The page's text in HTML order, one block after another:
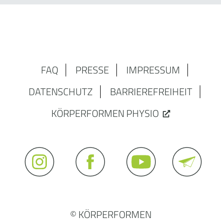
FAQ PRESSE
IMPRESSUM
DATENSCHUTZ
BARRIEREFREIHEIT
KÖRPERFORMEN PHYSIO
© KÖRPERFORMEN